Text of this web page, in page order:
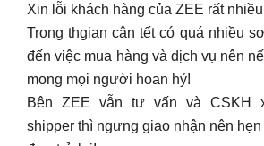
Xin lỗi khách hàng của ZEE rất nhiều
Trong thgian cận tết có quá nhiều
đến việc mua hàng và dịch vụ nên
mong mọi người hoan hỷ!
Bên ZEE vẫn tư vấn và CSKH
shipper thì ngưng giao nhận nên